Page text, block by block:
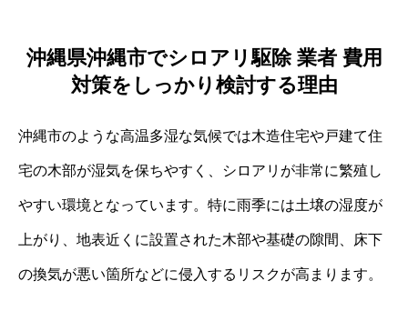
沖縄県沖縄市でシロアリ駆除 業者 費用
対策をしっかり検討する理由
沖縄市のような高温多湿な気候では木造住宅や戸建て住
宅の木部が湿気を保ちやすく、シロアリが非常に繁殖し
やすい環境となっています。特に雨季には土壌の湿度が
上がり、地表近くに設置された木部や基礎の隙間、床下
の換気が悪い箇所などに侵入するリスクが高まります。